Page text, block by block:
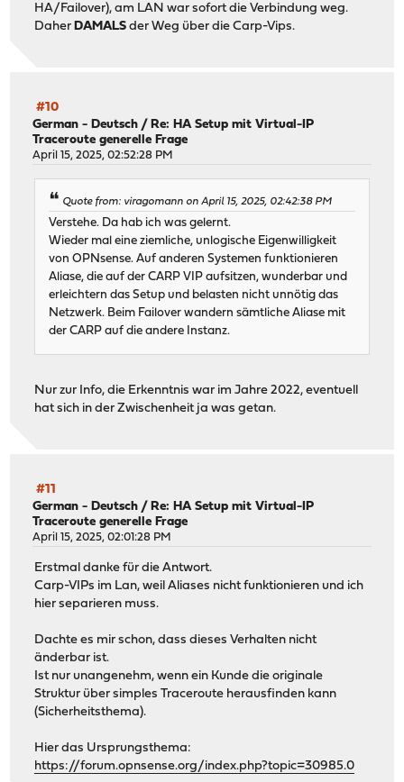
HA/Failover), am LAN war sofort die Verbindung weg.
Daher DAMALS der Weg über die Carp-Vips.
#10
German - Deutsch /Re: HA Setup mit Virtual-IP
Traceroute generelle Frage
April 15, 2025, 02:52:28 PM
Quote from: viragomann on April 15, 2025, 02:42:38 PM
Verstehe. Da hab ich was gelernt.
Wieder mal eine ziemliche, unlogische Eigenwilligkeit
von OPNsense. Auf anderen Systemen funktionieren
Aliase, die auf der CARP VIP aufsitzen, wunderbar und
erleichtern das Setup und belasten nicht unnötig das
Netzwerk. Beim Failover wandern sämtliche Aliase mit
der CARP auf die andere Instanz.
Nur zur Info, die Erkenntnis war im Jahre 2022, eventuell
hat sich in der Zwischenheit ja was getan.
#11
German - Deutsch /Re: HA Setup mit Virtual-IP
Traceroute generelle Frage
April 15, 2025, 02:01:28 PM
Erstmal danke für die Antwort.
Carp-VIPs im Lan, weil Aliases nicht funktionieren und ich
hier separieren muss.
Dachte es mir schon, dass dieses Verhalten nicht
änderbar ist.
Ist nur unangenehm, wenn ein Kunde die originale
Struktur über simples Traceroute herausfinden kann
(Sicherheitsthema).
Hier das Ursprungsthema:
https://forum.opnsense.org/index.php?topic=30985.0